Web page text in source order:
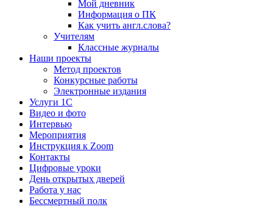
Мой дневник
Информация о ПК
Как учить англ.слова?
Учителям
Классные журналы
Наши проекты
Метод проектов
Конкурсные работы
Электронные издания
Услуги 1C
Видео и фото
Интервью
Мероприятия
Инструкция к Zoom
Контакты
Цифровые уроки
День открытых дверей
Работа у нас
Бессмертный полк